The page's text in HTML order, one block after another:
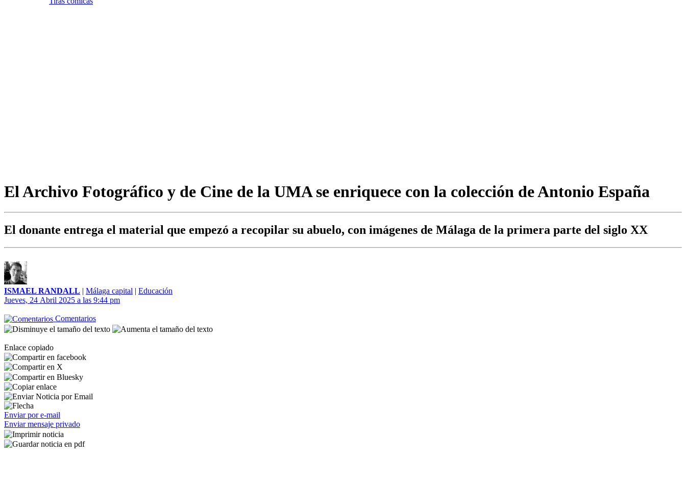
El Archivo Fotográfico y de Cine de la UMA se enriquece con la colección de Antonio España
El donante entrega el material que empezó a recopilar su abuelo, con imágenes de Málaga de la primera parte del siglo XX
ISMAEL RANDALL | Málaga capital | Educación
Jueves, 24 Abril 2025 a las 9:44 pm
Comentarios
Enlace copiado
Enviar por e-mail
Enviar mensaje privado